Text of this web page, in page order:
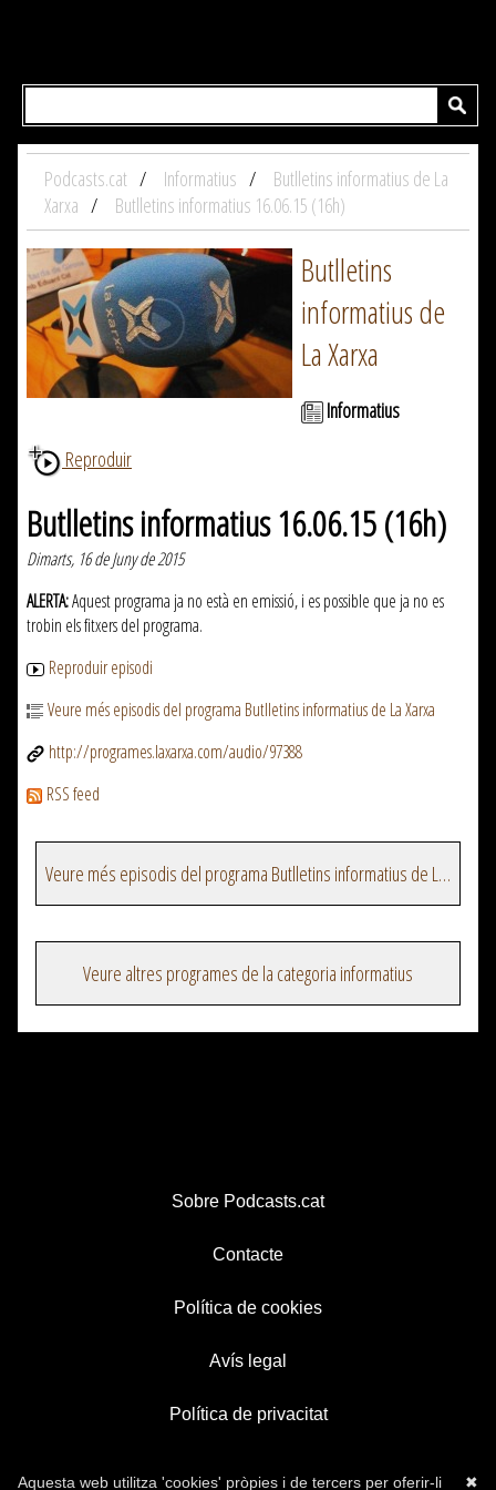
Podcasts.cat Informatius
Butlletins informatius de La
Xarxa
Butlletins informatius 16.06.15 (16h)
Butlletins
informatius de
La Xarxa
Informatius
Reproduir
Butlletins informatius 16.06.15 (16h)
Dimarts, 16 de Juny de 2015
ALERTA:Aquest programa ja no està en emissió, i es possible que ja no es
trobin els fitxers del programa.
Reproduir episodi
Veure més episodis del programa Butlletins informatius de La Xarxa
http://programes.laxarxa.com/audio/97388
RSS feed
Veure més episodis del programa Butlletins informatius de La Xarxa
Veure altres programes de la categoria informatius
Sobre Podcasts.cat
Contacte
Política de cookies
Avís legal
Política de privacitat
✖
Aquesta web utilitza 'cookies' pròpies i de tercers per oferir-li